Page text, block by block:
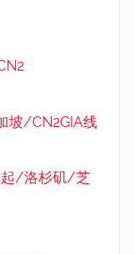
/CN2GIA线
/洛杉矶/芝